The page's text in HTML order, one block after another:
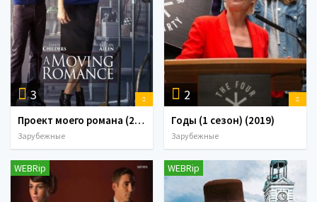
3
Проект моего романа (2017)
Зарубежные
2
Годы (1 сезон) (2019)
Зарубежные
WEBRip WEBRip